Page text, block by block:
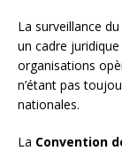
La surveillance
un cadre
organisations
n’étant pas
nationales.
La Convention